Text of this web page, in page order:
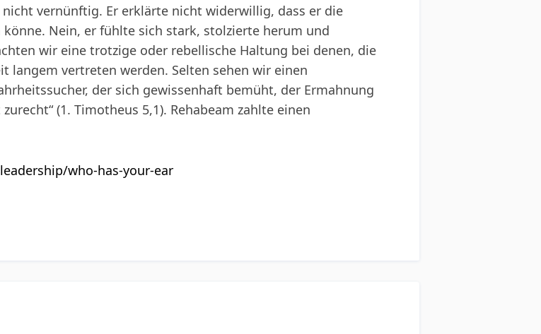
vernünftig. Er erklärte nicht widerwillig, dass er die
Nein, er fühlte sich stark, stolzierte herum und
wir eine trotzige oder rebellische Haltung bei denen, die
langem vertreten werden. Selten sehen wir einen
der sich gewissenhaft bemüht, der Ermahnung
(1. Timotheus 5,1). Rehabeam zahlte einen
who-has-your-ear